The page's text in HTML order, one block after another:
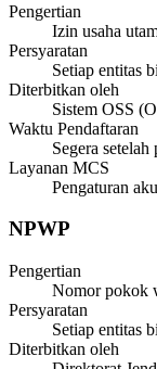
Pengertian
Izin usaha
Persyaratan
Setiap entitas
Diterbitkan oleh
Sistem OSS
Waktu Pendaftaran
Segera setelah
Layanan MCS
Pengaturan
NPWP
Pengertian
Nomor pokok
Persyaratan
Setiap entitas
Diterbitkan oleh